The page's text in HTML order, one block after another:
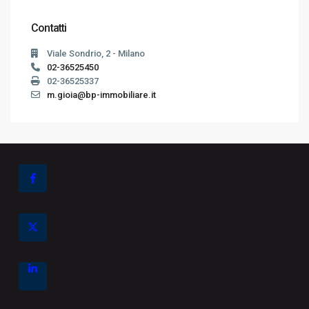
Contatti
Viale Sondrio, 2 - Milano
02-36525450
02-36525337
m.gioia@bp-immobiliare.it